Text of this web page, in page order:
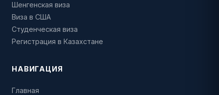
Шенгенская виза
Виза в США
Студенческая виза
Регистрация в Казахстане
НАВИГАЦИЯ
Главная